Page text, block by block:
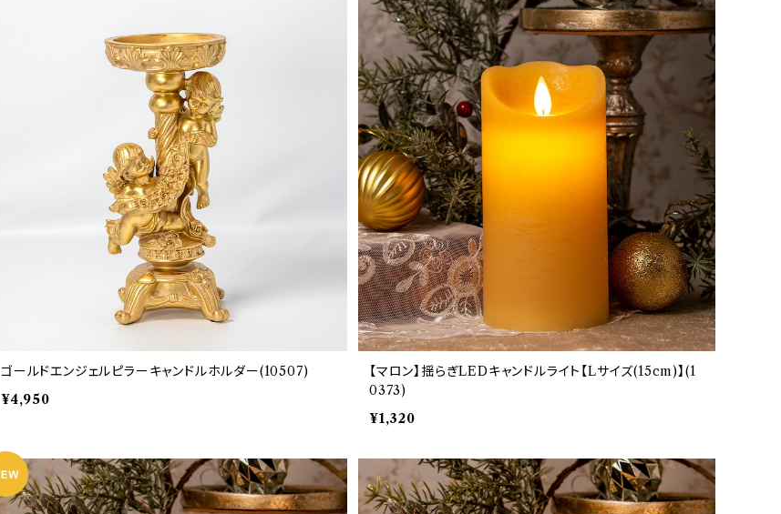
ゴールドエンジェルピラーキャンドルホルダー(10507)
¥4,950
【マロン】揺らぎLEDキャンドルライト【Lサイズ(15cm)】(1
0373)
¥1,320